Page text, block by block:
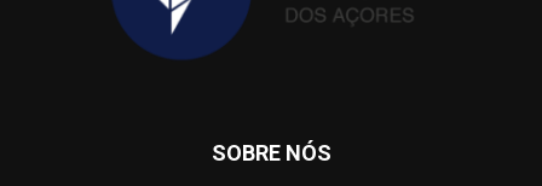
SOBRE NÓS